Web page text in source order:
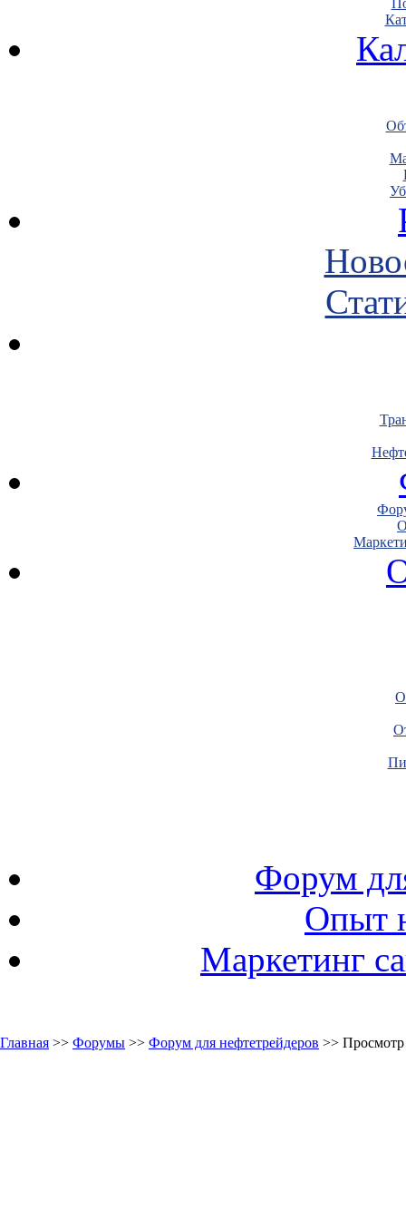
Форум
Опыт
Маркетинг
Главная >> Форумы >> Форум для нефтетрейдеров >>